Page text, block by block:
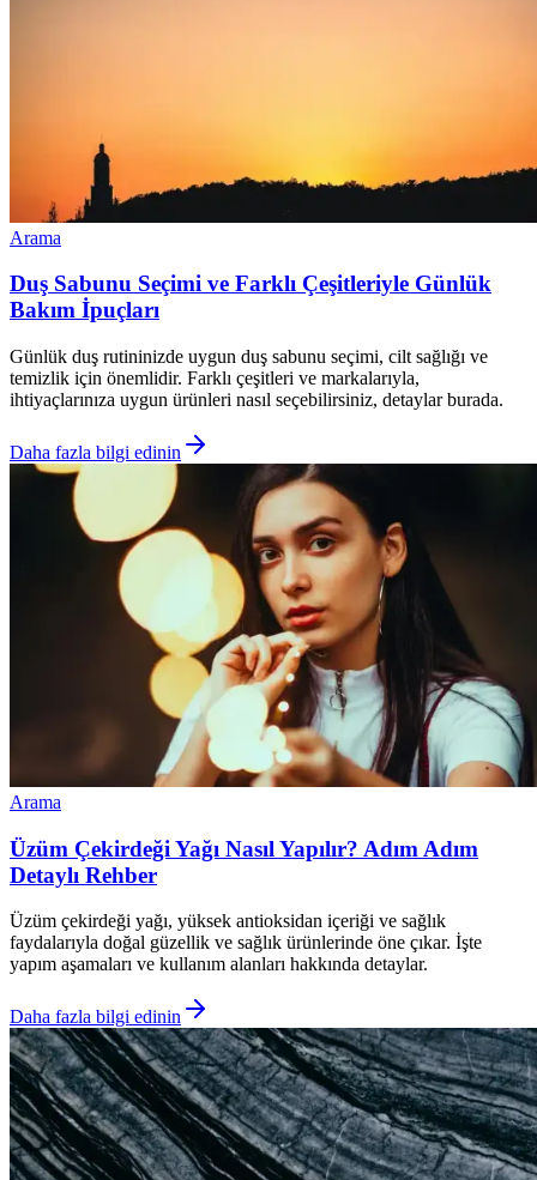
Arama
Duş Sabunu Seçimi ve Farklı Çeşitleriyle Günlük
Bakım İpuçları
Günlük duş rutininizde uygun duş sabunu seçimi, cilt sağlığı ve
temizlik için önemlidir. Farklı çeşitleri ve markalarıyla,
ihtiyaçlarınıza uygun ürünleri nasıl seçebilirsiniz, detaylar burada.
Daha fazla bilgi edinin
Arama
Üzüm Çekirdeği Yağı Nasıl Yapılır? Adım Adım
Detaylı Rehber
Üzüm çekirdeği yağı, yüksek antioksidan içeriği ve sağlık
faydalarıyla doğal güzellik ve sağlık ürünlerinde öne çıkar. İşte
yapım aşamaları ve kullanım alanları hakkında detaylar.
Daha fazla bilgi edinin